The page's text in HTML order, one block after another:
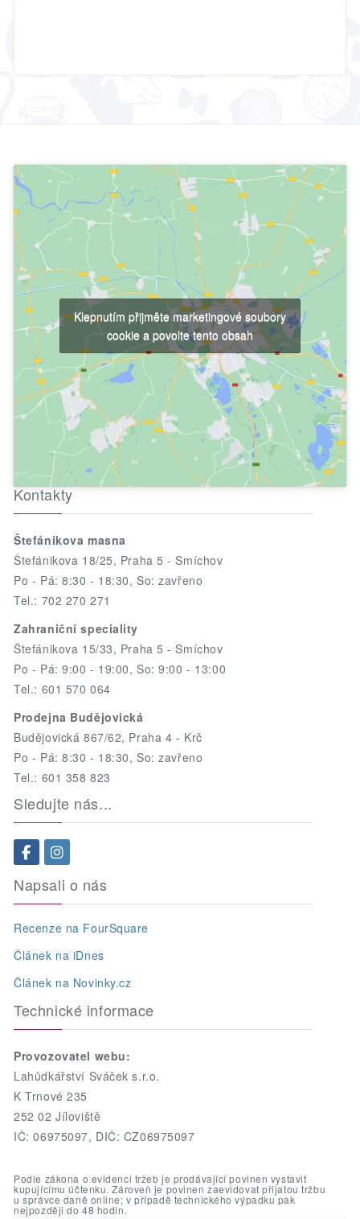
Klepnutím přijměte marketingové soubory
cookie a povolte tento obsah
Kontakty
Štefánikova masna
Štefánikova 18/25, Praha 5 - Smíchov
Po - Pá: 8:30 - 18:30, So: zavřeno
Tel.: 702 270 271
Zahraniční speciality
Štefánikova 15/33, Praha 5 - Smíchov
Po - Pá: 9:00 - 19:00, So: 9:00 - 13:00
Tel.: 601 570 064
Prodejna Budějovická
Budějovická 867/62, Praha 4 - Krč
Po - Pá: 8:30 - 18:30, So: zavřeno
Tel.: 601 358 823
Sledujte nás...
Napsali o nás
Recenze na FourSquare
Článek na iDnes
Článek na Novinky.cz
Technické informace
Provozovatel webu:
Lahůdkářství Sváček s.r.o.
K Trnové 235
252 02 Jíloviště
IČ: 06975097, DIČ: CZ06975097
Podle zákona o evidenci tržeb je prodávající povinen vystavit
kupujícímu účtenku. Zároveň je povinen zaevidovat přijatou tržbu
u správce daně online; v případě technického výpadku pak
nejpozději do 48 hodin.